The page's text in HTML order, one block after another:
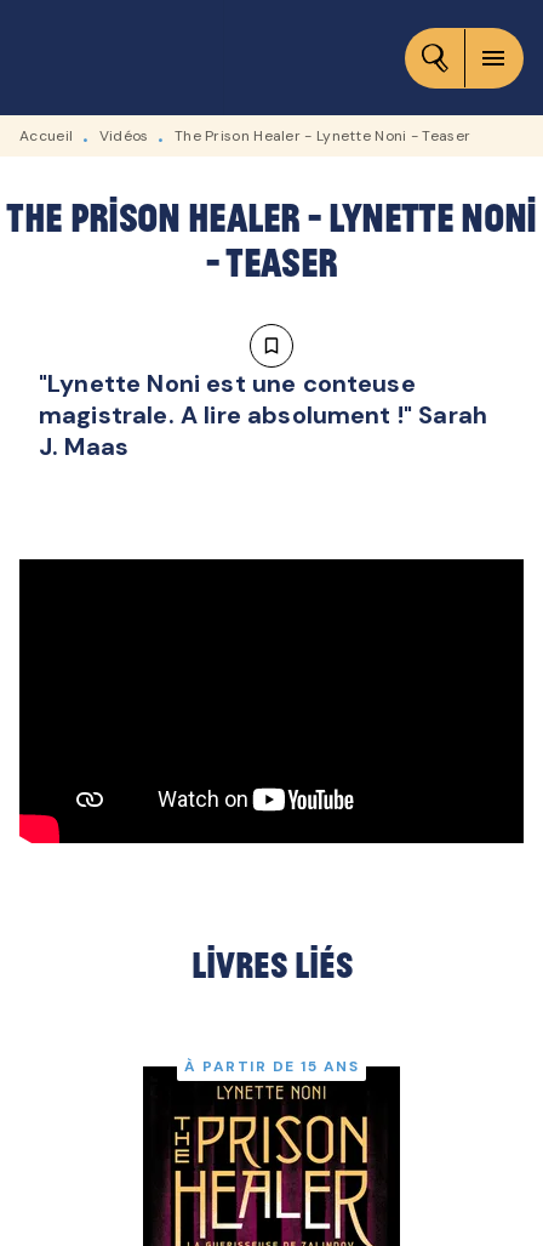
CONTENU
menu
Accueil • Vidéos • The Prison Healer - Lynette Noni - Teaser
The Prison Healer - Lynette Noni
- Teaser
bookmark_border
"Lynette Noni est une conteuse
magistrale. A lire absolument !" Sarah
J. Maas
Livres liés
À PARTIR DE 15 ANS